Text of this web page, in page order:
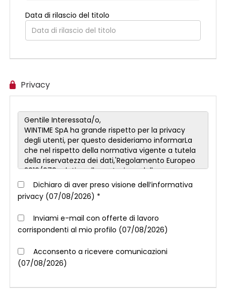
Data di rilascio del titolo
Privacy
Dichiaro di aver preso visione dell’informativa
privacy (07/08/2026) *
Inviami e-mail con offerte di lavoro
corrispondenti al mio profilo (07/08/2026)
Acconsento a ricevere comunicazioni
(07/08/2026)